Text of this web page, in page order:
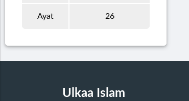
Ayat 26
Ulkaa Islam